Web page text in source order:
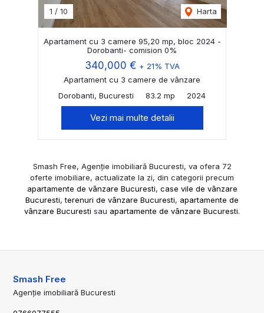
1 / 10 Harta
Apartament cu 3 camere 95,20 mp, bloc 2024 -
Dorobanti- comision 0%
340,000 € + 21% TVA
Apartament cu 3 camere de vânzare
Dorobanti, Bucuresti
83.2 mp 2024
Vezi mai multe detalii
Smash Free, Agenție imobiliară Bucuresti, va ofera 72
oferte imobiliare, actualizate la zi, din categorii precum
apartamente de vânzare Bucuresti, case vile de vânzare
Bucuresti,terenuri de vânzare Bucuresti, apartamente de
vânzare Bucuresti sau apartamente de vânzare Bucuresti.
Smash Free
Agenție imobiliară Bucuresti